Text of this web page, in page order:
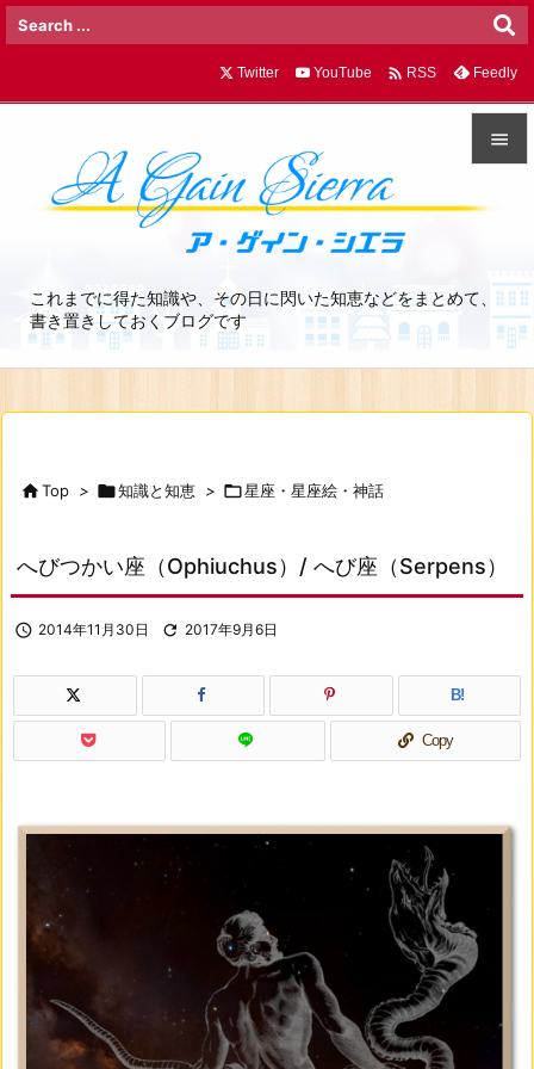

メニュ

前へ

Twitter YouTube  RSS Feedly
これまでに得た知識や、その日に閃いた知恵などをまとめて、
書き置きしておくブログです
Top > 知識と知恵 > 星座・星座絵・神話
へびつかい座（Ophiuchus）/ へび座（Serpens）
 2014年11月30日  2017年9月6日
B!
Copy